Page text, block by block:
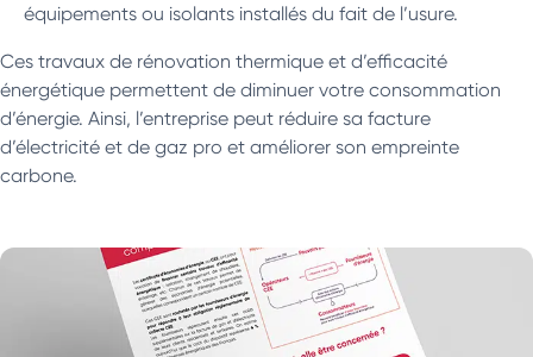
équipements ou isolants installés du fait de l’usure.
Ces travaux de rénovation thermique et d’efficacité
énergétique permettent de diminuer votre consommation
d’énergie. Ainsi, l’entreprise peut réduire sa facture
d’électricité et de gaz pro et améliorer son empreinte
carbone.